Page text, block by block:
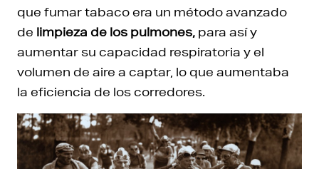
que fumar tabaco era un método avanzado
de limpieza de los pulmones, para así y
aumentar su capacidad respiratoria y el
volumen de aire a captar, lo que aumentaba
la eficiencia de los corredores.